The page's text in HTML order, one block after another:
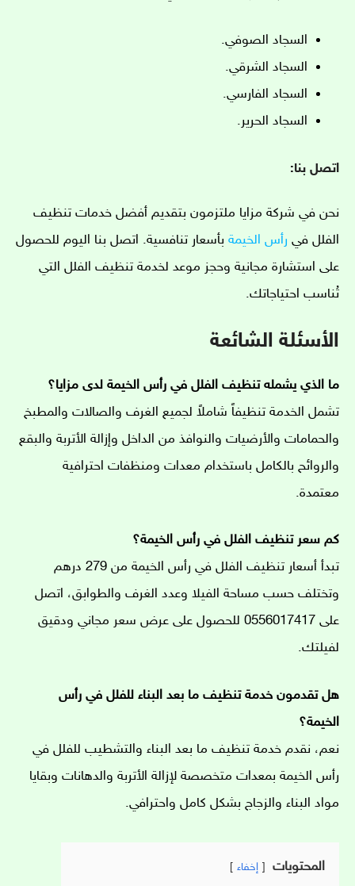
السجاد الصوفي.
السجاد الشرقي.
السجاد الفارسي.
السجاد الحرير.
اتصل بنا:
نحن في شركة مزايا ملتزمون بتقديم أفضل خدمات تنظيف
الفلل في رأس الخيمة بأسعار تنافسية. اتصل بنا اليوم للحصول
على استشارة مجانية وحجز موعد لخدمة تنظيف الفلل التي
تُناسب احتياجاتك.
الأسئلة الشائعة
ما الذي يشمله تنظيف الفلل في رأس الخيمة لدى مزايا؟
تشمل الخدمة تنظيفاً شاملاً لجميع الغرف والصالات والمطبخ
والحمامات والأرضيات والنوافذ من الداخل وإزالة الأتربة والبقع
والروائح بالكامل باستخدام معدات ومنظفات احترافية
معتمدة.
كم سعر تنظيف الفلل في رأس الخيمة؟
تبدأ أسعار تنظيف الفلل في رأس الخيمة من 279 درهم
وتختلف حسب مساحة الفيلا وعدد الغرف والطوابق، اتصل
على 0556017417 للحصول على عرض سعر مجاني ودقيق
لفيلتك.
هل تقدمون خدمة تنظيف ما بعد البناء للفلل في رأس
الخيمة؟
نعم، نقدم خدمة تنظيف ما بعد البناء والتشطيب للفلل في
رأس الخيمة بمعدات متخصصة لإزالة الأتربة والدهانات وبقايا
مواد البناء والزجاج بشكل كامل واحترافي.
المحتويات إخفاء